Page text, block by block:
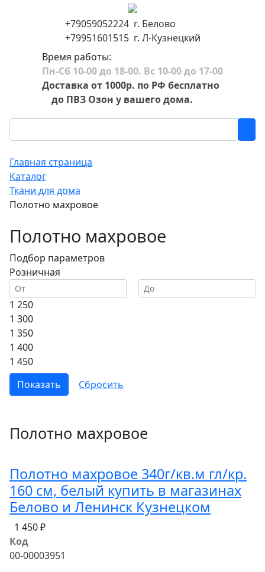
+79059052224 г. Белово
+79951601515 г. Л-Кузнецкий
Время работы:
Пн-Сб 10-00 до 18-00. Вс 10-00 до 17-00
Доставка от 1000р. по РФ бесплатно
до ПВЗ Озон у вашего дома.
Главная страница
Каталог
Ткани для дома
Полотно махровое
Полотно махровое
Подбор параметров
Розничная
1 250
1 300
1 350
1 400
1 450
Полотно махровое
Полотно махровое 340г/кв.м гл/кр.
160 см, белый купить в магазинах
Белово и Ленинск Кузнецком
1 450 ₽
Код
00-00003951